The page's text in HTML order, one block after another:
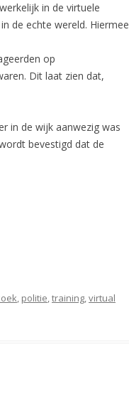
in de virtuele
de echte wereld. Hiermee
op
Dit laat zien dat,
in de wijk aanwezig was
bevestigd dat de
, politie,training,virtual